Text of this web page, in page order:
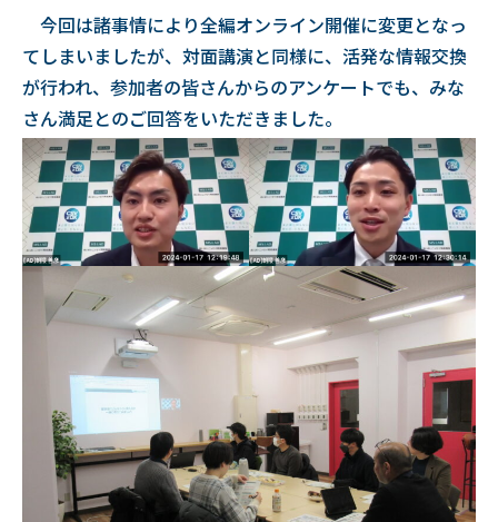
今回は諸事情により全編オンライン開催に変更となっ
てしまいましたが、対面講演と同様に、活発な情報交換
が行われ、参加者の皆さんからのアンケートでも、みな
さん満足とのご回答をいただきました。